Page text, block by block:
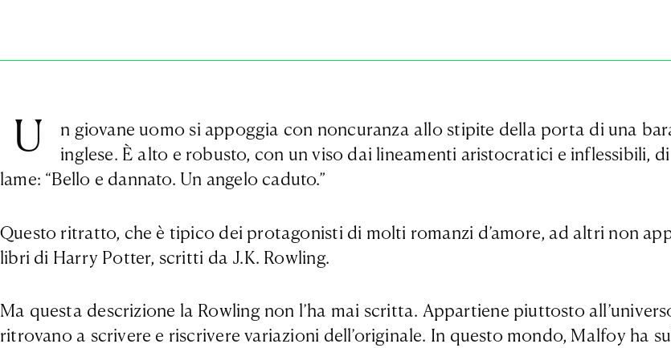
U
n giovane uomo si appoggia con noncuranza allo stipite della porta di una
inglese. È alto e robusto, con un viso dai lineamenti aristocratici e inflessibili,
lame: “Bello e dannato. Un angelo caduto.”
Questo ritratto, che è tipico dei protagonisti di molti romanzi d’amore, ad altri non
libri di Harry Potter, scritti da J.K. Rowling.
Ma questa descrizione la Rowling non l’ha mai scritta. Appartiene piuttosto
ritrovano a scrivere e riscrivere variazioni dell’originale. In questo mondo, Malfoy ha